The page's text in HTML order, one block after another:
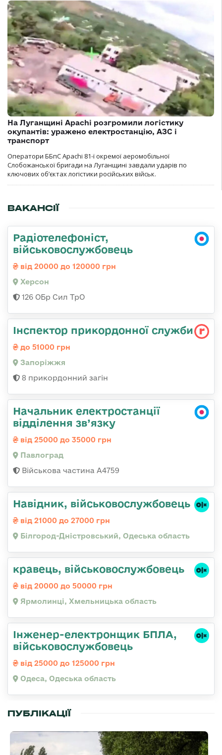
На Луганщині Apachi розгромили логістику
окупантів: уражено електростанцію, АЗС і
транспорт
Оператори ББпС Apachi 81-ї окремої аеромобільної
Слобожанської бригади на Луганщині завдали ударів по
ключових об’єктах логістики російських військ.
ВАКАНСІЇ
Радіотелефоніст,
військовослужбовець
від 20000 до 120000 грн
Херсон
126 ОБр Сил ТрО
Інспектор прикордонної служби
до 51000 грн
Запоріжжя
8 прикордонний загін
Начальник електростанції
відділення зв’язку
від 25000 до 35000 грн
Павлоград
Військова частина А4759
Навідник, військовослужбовець
від 21000 до 27000 грн
Білгород-Дністровський, Одеська область
кравець, військовослужбовець
від 20000 до 50000 грн
Ярмолинці, Хмельницька область
Інженер-електронщик БПЛА,
військовослужбовець
від 25000 до 125000 грн
Одеса, Одеська область
ПУБЛІКАЦІЇ